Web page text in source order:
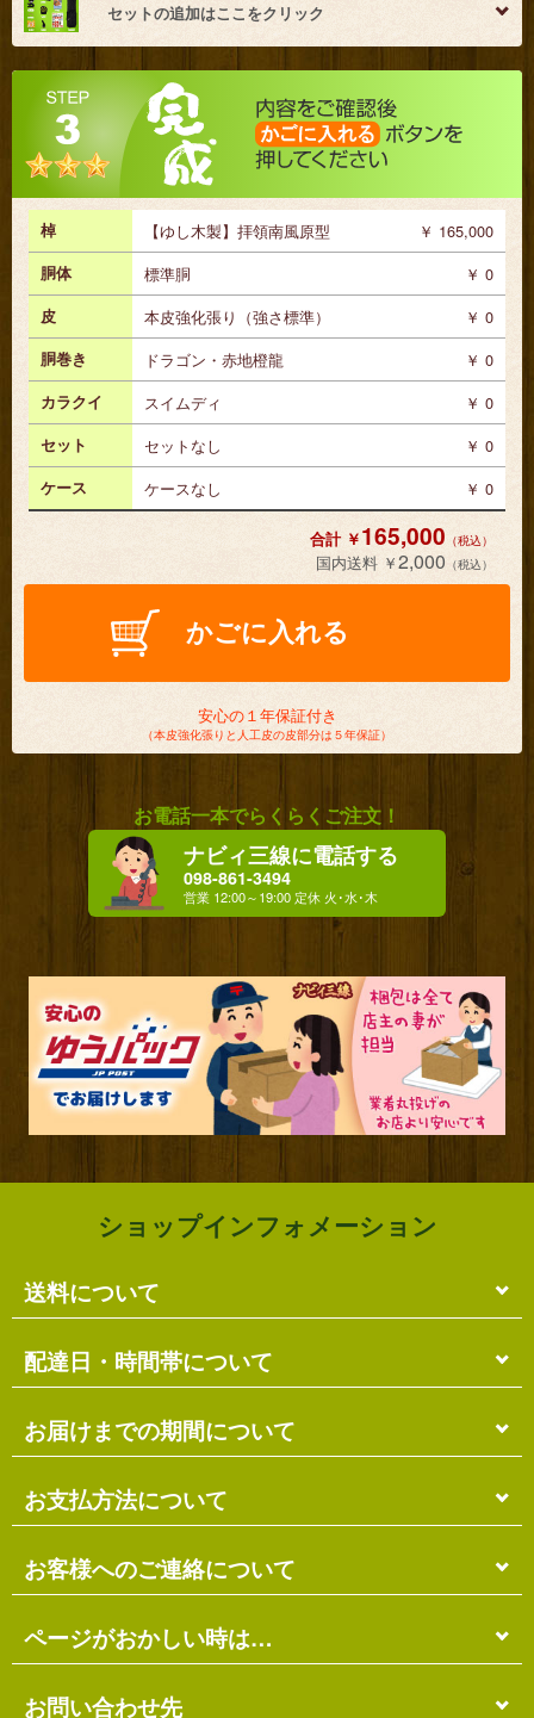
金襴・菊花流水
＋ 0円
ミンサー織り・黒B
金襴・唐花
＋ 0円
左御紋・青
＋ 0円
左御紋・えんじ
＋ 0円
左御紋・黒
＋ 0円
（別途注文）
その他の胴巻きにも変更できます！
三線と一緒にお好きな胴巻きをご注文くださ
い。
定価より若干お得に変更できます。
胴巻きのページはこちら
スイムディ
0円
0円
0円
梅
0円
タートルWライン
0円
八角ライン
0円
0円
セットの追加はここをクリック
セットなし
シンプルセット
＋ 3,240円
入門セット
＋ 6,480円
棹 【ゆし木製】拝領南風原型 165,000
胴体 標準胴 0
皮 本皮強化張り（強さ標準） 0
胴巻き ドラゴン・赤地橙龍 0
カラクイ スイムディ 0
セット セットなし 0
ケース ケースなし 0
165,000
2,000
安心の１年保証付き
（本皮強化張りと人工皮の皮部分は５年保証）
お電話一本でらくらくご注文！
ナビィ三線に電話する
098-861-3494
ショップインフォメーション
送料について
単品のみの場合
各商品に記載の送料となります。
複数商品の場合
ます。
送料には梱包料も含まれています。
※ショッピングカートの仕組み上、送料が正しく計算
されない場合があります。
※商品の組み合わせによっては別梱包となり、送料が
別途必要となる場合があります。
※上記の際は、自動返信メール以降に改めて正しい送
料をお知らせします。
配達日・時間帯について
配達日・配達時間帯のご指定は出来ません。
お届け先に投函される「ご不在連絡票」より再配達希
望日・時間帯のご指定が可能ですので、こちらをご利
用ください。
お届けまでの期間について
在庫がある場合
ご注文確認日より3営業日以内の発送となります。
離島の場合、上記以上にお時間がかかる場合がありま
す。
品発送予定」メールにてご確認ください。
在庫切れの場合
別途、納期のご連絡をさせていただきます。
お支払方法について
代金引換（＋400円）
商品配送時に配送員にお支払い下さい。
銀行振込（先払い）
口座は琉球銀行のみ
お客様へのご連絡について
受注・確認・発送・修理など
各発生日より2営業日以内にメール・お電話にてご連
※定休日にはご連絡を行っておりません。予めご了承
ページがおかしい時は…
当店のホームページは店主がHTMLとCSSを手打ちで
お問い合わせ先